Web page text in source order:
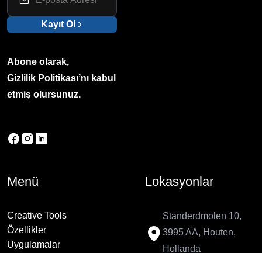
Kayıt Ol
Abone olarak,
Gizlilik Politikası’nı kabul
etmiş olursunuz.
Menü
Creative Tools
Özellikler
Uygulamalar
Lokasyonlar
Standerdmolen 10,
3995 AA, Houten,
Hollanda